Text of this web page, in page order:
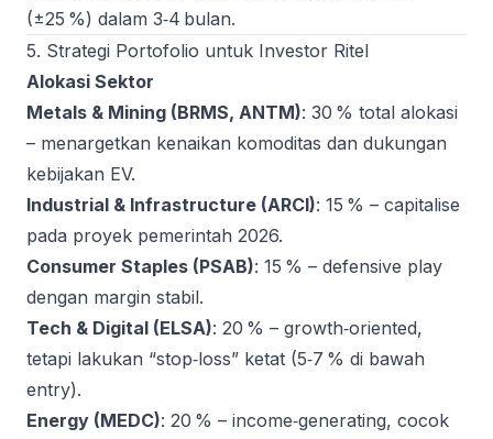
(±25 %) dalam 3‑4 bulan.
5. Strategi Portofolio untuk Investor Ritel
Alokasi Sektor
Metals & Mining (BRMS, ANTM): 30 % total alokasi
– menargetkan kenaikan komoditas dan dukungan
kebijakan EV.
Industrial & Infrastructure (ARCI): 15 % – capitalise
pada proyek pemerintah 2026.
Consumer Staples (PSAB): 15 % – defensive play
dengan margin stabil.
Tech & Digital (ELSA): 20 % – growth‑oriented,
tetapi lakukan “stop‑loss” ketat (5‑7 % di bawah
entry).
Energy (MEDC): 20 % – income‑generating, cocok